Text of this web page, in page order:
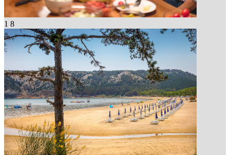
1 8